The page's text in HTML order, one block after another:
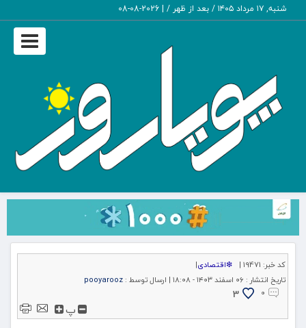
شنبه, ۱۷ مرداد ۱۴۰۵ / بعد از ظهر / |
2026-08-08
Toggle
کد خبر: 19471 | ❇اقتصادی|
تاریخ انتشار : ۰۶ اسفند ۱۴۰۳ - ۱۸:۰۸ | ارسال توسط : pooyarooz
۰
3
پ